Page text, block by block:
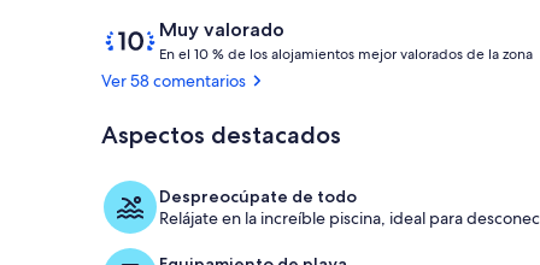
Comentarios
Muy valorado
10
de
10,
valorado
En el 10 % de los alojamientos mejor valorados de la zona
Ver 58 comentarios
Aspectos destacados
Despreocúpate de todo
Relájate en la increíble piscina, ideal para